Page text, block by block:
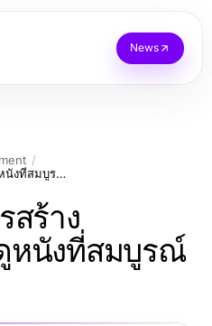
News
เคล็ดลับในการสร้างประสบการณ์ดูหนังที่สมบูรณ์แบบที่บ้าน
สร้าง
หนังที่สมบูรณ์